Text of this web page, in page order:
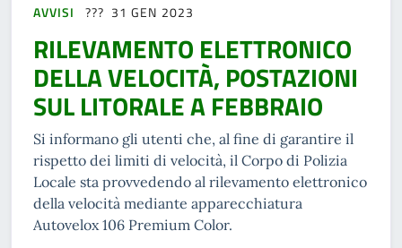
AVVISI 31 GEN 2023
RILEVAMENTO ELETTRONICO
DELLA VELOCITÀ, POSTAZIONI
SUL LITORALE A FEBBRAIO
Si informano gli utenti che, al fine di garantire il
rispetto dei limiti di velocità, il Corpo di Polizia
Locale sta provvedendo al rilevamento elettronico
della velocità mediante apparecchiatura
Autovelox 106 Premium Color.